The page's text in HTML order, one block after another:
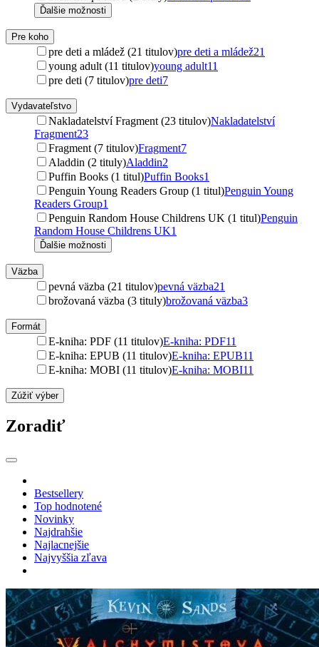
Ďalšie možnosti
Pre koho
pre deti a mládež (21 titulov)pre deti a mládež21
young adult (11 titulov)young adult11
pre deti (7 titulov)pre deti7
Vydavateľstvo
Nakladatelství Fragment (23 titulov)Nakladatelství
Fragment23
Fragment (7 titulov)Fragment7
Aladdin (2 tituly)Aladdin2
Puffin Books (1 titul)Puffin Books1
Penguin Young Readers Group (1 titul)Penguin Young
Readers Group1
Penguin Random House Childrens UK (1 titul)Penguin
Random House Childrens UK1
Ďalšie možnosti
Väzba
pevná väzba (21 titulov)pevná väzba21
brožovaná väzba (3 tituly)brožovaná väzba3
Formát
E-kniha: PDF (11 titulov)E-kniha: PDF11
E-kniha: EPUB (11 titulov)E-kniha: EPUB11
E-kniha: MOBI (11 titulov)E-kniha: MOBI11
Zúžiť výber
Zoradiť
Bestsellery
Top hodnotené
Novinky
Najdrahšie
Najlacnejšie
Najvyššia zľava